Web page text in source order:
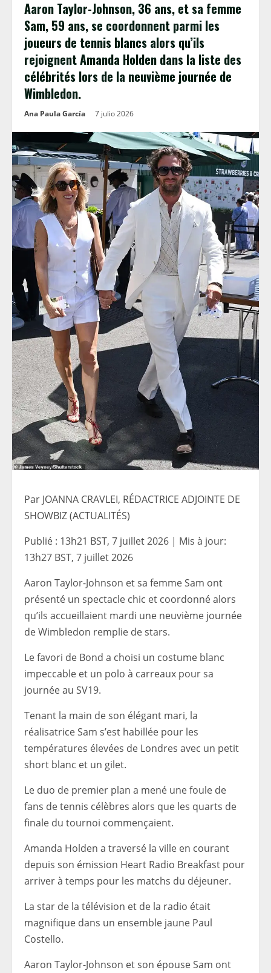
Aaron Taylor-Johnson, 36 ans, et sa femme
Sam, 59 ans, se coordonnent parmi les
joueurs de tennis blancs alors qu’ils
rejoignent Amanda Holden dans la liste des
célébrités lors de la neuvième journée de
Wimbledon.
Ana Paula García 7 julio 2026
Par JOANNA CRAVLEI, RÉDACTRICE ADJOINTE DE
SHOWBIZ (ACTUALITÉS)
Publié : 13h21 BST, 7 juillet 2026 | Mis à jour:
13h27 BST, 7 juillet 2026
Aaron Taylor-Johnson et sa femme Sam ont
présenté un spectacle chic et coordonné alors
qu’ils accueillaient mardi une neuvième journée
de Wimbledon remplie de stars.
Le favori de Bond a choisi un costume blanc
impeccable et un polo à carreaux pour sa
journée au SV19.
Tenant la main de son élégant mari, la
réalisatrice Sam s’est habillée pour les
températures élevées de Londres avec un petit
short blanc et un gilet.
Le duo de premier plan a mené une foule de
fans de tennis célèbres alors que les quarts de
finale du tournoi commençaient.
Amanda Holden a traversé la ville en courant
depuis son émission Heart Radio Breakfast pour
arriver à temps pour les matchs du déjeuner.
La star de la télévision et de la radio était
magnifique dans un ensemble jaune Paul
Costello.
Aaron Taylor-Johnson et son épouse Sam ont